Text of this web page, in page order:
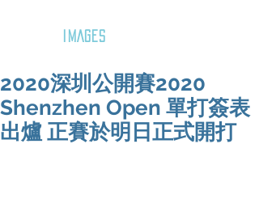
IMAGES
2020深圳公開賽2020
Shenzhen Open 單打簽表
出爐 正賽於明日正式開打